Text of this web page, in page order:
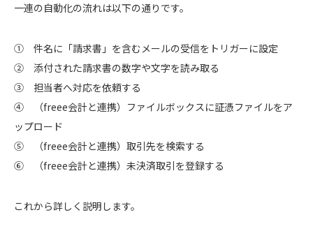
一連の自動化の流れは以下の通りです。
① 件名に「請求書」を含むメールの受信をトリガーに設定
② 添付された請求書の数字や文字を読み取る
③ 担当者へ対応を依頼する
④ （freee会計と連携）ファイルボックスに証憑ファイルをア
ップロード
⑤ （freee会計と連携）取引先を検索する
⑥ （freee会計と連携）未決済取引を登録する
これから詳しく説明します。